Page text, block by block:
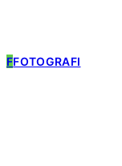
FFOTOGRAFI